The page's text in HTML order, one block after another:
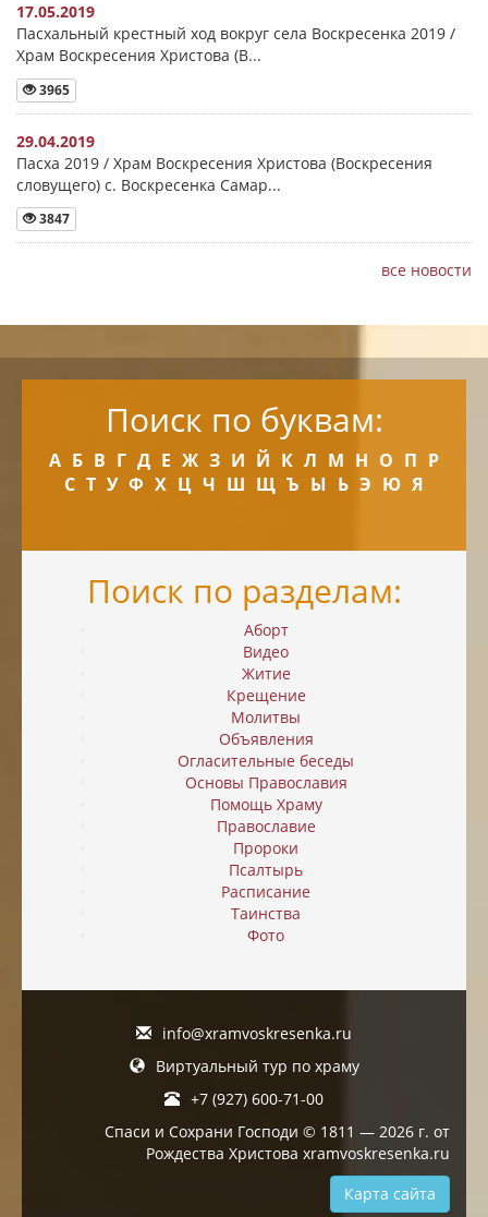
17.05.2019
Пасхальный крестный ход вокруг села Воскресенка 2019 /
Храм Воскресения Христова (В...
3965
29.04.2019
Пасха 2019 / Храм Воскресения Христова (Воскресения
словущего) с. Воскресенка Самар...
3847
все новости
Поиск по буквам:
А Б В Г Д Е Ж З И Й К Л М Н О П Р
С Т У Ф Х Ц Ч Ш Щ Ъ Ы Ь Э Ю Я
Поиск по разделам:
Аборт
Видео
Житие
Крещение
Молитвы
Объявления
Огласительные беседы
Основы Православия
Помощь Храму
Православие
Пророки
Псалтырь
Расписание
Таинства
Фото
info@xramvoskresenka.ru
Виртуальный тур по храму
+7 (927) 600-71-00
Спаси и Сохрани Господи © 1811 — 2026 г. от
Рождества Христова xramvoskresenka.ru
Карта сайта